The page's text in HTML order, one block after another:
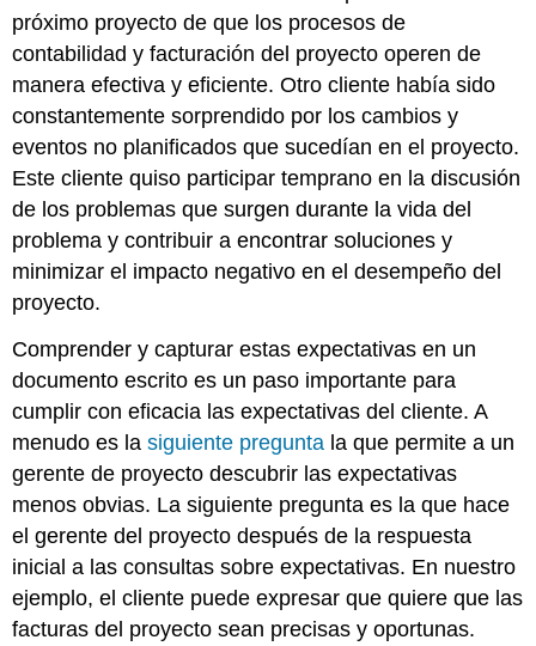
próximo proyecto de que los procesos de
contabilidad y facturación del proyecto operen de
manera efectiva y eficiente. Otro cliente había sido
constantemente sorprendido por los cambios y
eventos no planificados que sucedían en el proyecto.
Este cliente quiso participar temprano en la discusión
de los problemas que surgen durante la vida del
problema y contribuir a encontrar soluciones y
minimizar el impacto negativo en el desempeño del
proyecto.
Comprender y capturar estas expectativas en un
documento escrito es un paso importante para
cumplir con eficacia las expectativas del cliente. A
menudo es lasiguiente pregunta la que permite a un
gerente de proyecto descubrir las expectativas
menos obvias. La siguiente pregunta es la que hace
el gerente del proyecto después de la respuesta
inicial a las consultas sobre expectativas. En nuestro
ejemplo, el cliente puede expresar que quiere que las
facturas del proyecto sean precisas y oportunas.